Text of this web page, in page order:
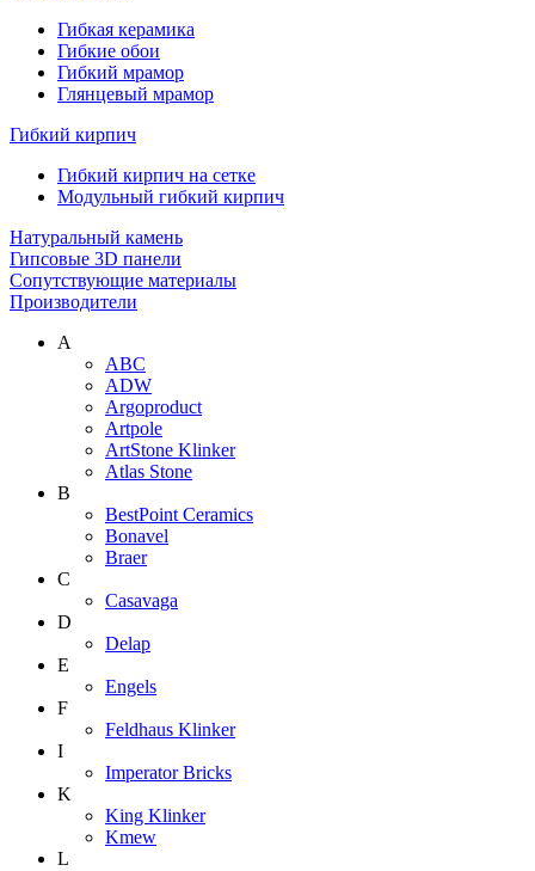
Гибкая керамика
Гибкие обои
Гибкий мрамор
Глянцевый мрамор
Гибкий кирпич
Гибкий кирпич на сетке
Модульный гибкий кирпич
Натуральный камень
Гипсовые 3D панели
Сопутствующие материалы
Производители
A
ABC
ADW
Argoproduct
Artpole
ArtStone Klinker
Atlas Stone
B
BestPoint Ceramics
Bonavel
Braer
C
Casavaga
D
Delap
E
Engels
F
Feldhaus Klinker
I
Imperator Bricks
K
King Klinker
Kmew
L